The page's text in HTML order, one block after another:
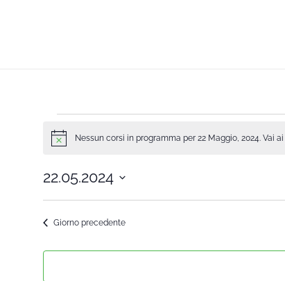
NoticeNessun corsi in programma per 22 Maggio, 2024. Vai ai
22.05.2024
Seleziona
Giorno precedente